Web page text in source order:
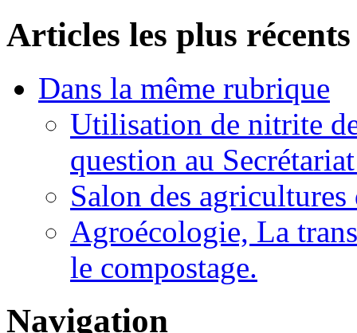
Articles les plus récents
Dans la même rubrique
Utilisation de nitrite
question au
Salon des agricultures
Agroécologie, La
le compostage.
Navigation